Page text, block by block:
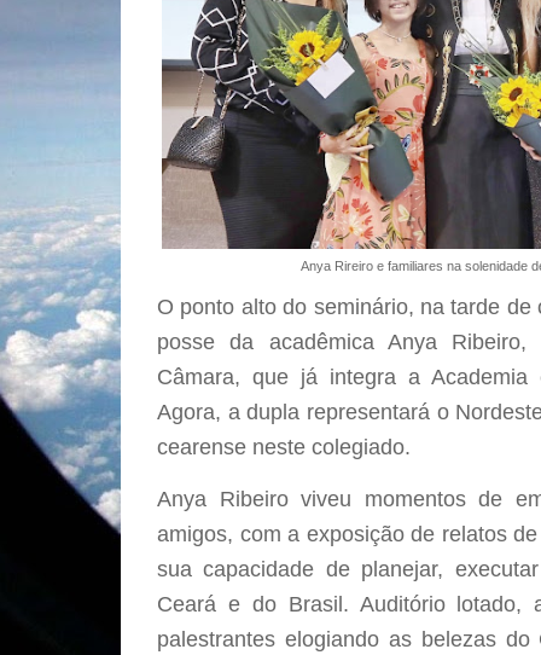
Anya Rireiro e familiares na solenidade
O ponto alto do seminário, na tarde
posse da acadêmica Anya
Câmara, que já integra a Academia
Agora, a dupla representará o
cearense neste colegiado.
Anya Ribeiro viveu momentos de
amigos, com a exposição de relatos
sua capacidade de planejar,
Ceará e do Brasil. Auditório lotado,
palestrantes elogiando as belezas